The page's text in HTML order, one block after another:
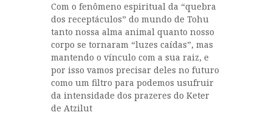
Com o fenômeno espiritual da “quebra
dos receptáculos” do mundo de Tohu
tanto nossa alma animal quanto nosso
corpo se tornaram “luzes caídas”, mas
mantendo o vínculo com a sua raiz, e
por isso vamos precisar deles no futuro
como um filtro para podemos usufruir
da intensidade dos prazeres do Keter
de Atzilut